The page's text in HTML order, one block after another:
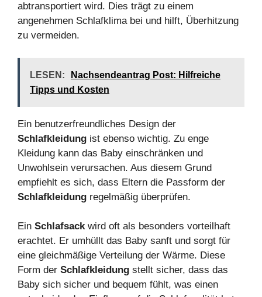
abtransportiert wird. Dies trägt zu einem
angenehmen Schlafklima bei und hilft, Überhitzung
zu vermeiden.
LESEN:
Nachsendeantrag Post: Hilfreiche
Tipps und Kosten
Ein benutzerfreundliches Design der
Schlafkleidung ist ebenso wichtig. Zu enge
Kleidung kann das Baby einschränken und
Unwohlsein verursachen. Aus diesem Grund
empfiehlt es sich, dass Eltern die Passform der
Schlafkleidung regelmäßig überprüfen.
Ein Schlafsackwird oft als besonders vorteilhaft
erachtet. Er umhüllt das Baby sanft und sorgt für
eine gleichmäßige Verteilung der Wärme. Diese
Form der Schlafkleidung stellt sicher, dass das
Baby sich sicher und bequem fühlt, was einen